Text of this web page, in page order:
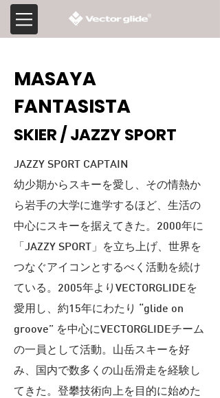
​MASAYA
FANTASISTA
​SKIER / JAZZY SPORT
JAZZY SPORT CAPTAIN
幼少期からスキーを愛し、その情熱か
ら岩手の大学に進学するほど、生活の
中心にスキーを据えてきた。2000年に
「JAZZY SPORT」を立ち上げ、世界を
つなぐアイコンとするべく活動を続け
ている。2005年よりVECTORGLIDEを
愛用し、約15年にわたり “glide on
groove” を中心にVECTORGLIDEチーム
の一員として活動。山岳スキーを好
み、国内で数多くの山岳滑走を経験し
てきた。登攀技術向上を目的に始めた